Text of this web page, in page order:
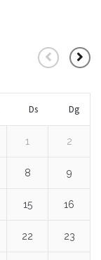
Ds Dg
1 2
8 9
15 16
22 23